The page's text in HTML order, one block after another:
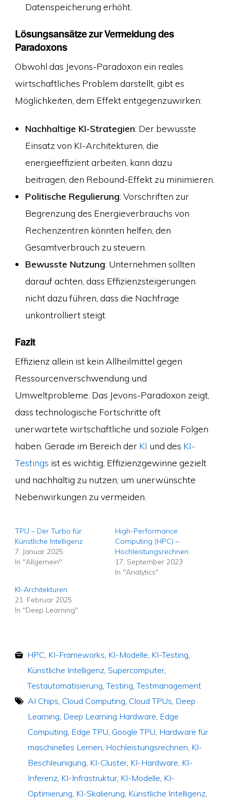
Datenspeicherung erhöht.
Lösungsansätze zur Vermeidung des
Paradoxons
Obwohl das Jevons-Paradoxon ein reales
wirtschaftliches Problem darstellt, gibt es
Möglichkeiten, dem Effekt entgegenzuwirken:
Nachhaltige KI-Strategien: Der bewusste
Einsatz von KI-Architekturen, die
energieeffizient arbeiten, kann dazu
beitragen, den Rebound-Effekt zu minimieren.
Politische Regulierung: Vorschriften zur
Begrenzung des Energieverbrauchs von
Rechenzentren könnten helfen, den
Gesamtverbrauch zu steuern.
Bewusste Nutzung: Unternehmen sollten
darauf achten, dass Effizienzsteigerungen
nicht dazu führen, dass die Nachfrage
unkontrolliert steigt.
Fazit
Effizienz allein ist kein Allheilmittel gegen
Ressourcenverschwendung und
Umweltprobleme. Das Jevons-Paradoxon zeigt,
dass technologische Fortschritte oft
unerwartete wirtschaftliche und soziale Folgen
haben. Gerade im Bereich der KI und des KI-
Testings ist es wichtig, Effizienzgewinne gezielt
und nachhaltig zu nutzen, um unerwünschte
Nebenwirkungen zu vermeiden.
TPU – Der Turbo für
Künstliche Intelligenz
7. Januar 2025
In "Allgemein"
High-Performance
Computing (HPC) –
Hochleistungsrechnen
17. September 2023
In "Analytics"
KI-Architekturen
21. Februar 2025
In "Deep Learning"
HPC KI-Frameworks KI-Modelle KI-Testing
Künstliche Intelligenz, Supercomputer,
Testautomatisierung ,Testing ,Testmanagement
AI Chips Cloud Computing Cloud TPUs Deep
Learning Deep Learning Hardware Edge
Computing Edge TPU Google TPU Hardware für
maschinelles Lernen Hochleistungsrechnen KI-
Beschleunigung KI-Cluster, KI-Hardware KI-
Inferenz, KI-Infrastruktur, KI-Modelle KI-
Optimierung KI-Skalierung Künstliche Intelligenz,